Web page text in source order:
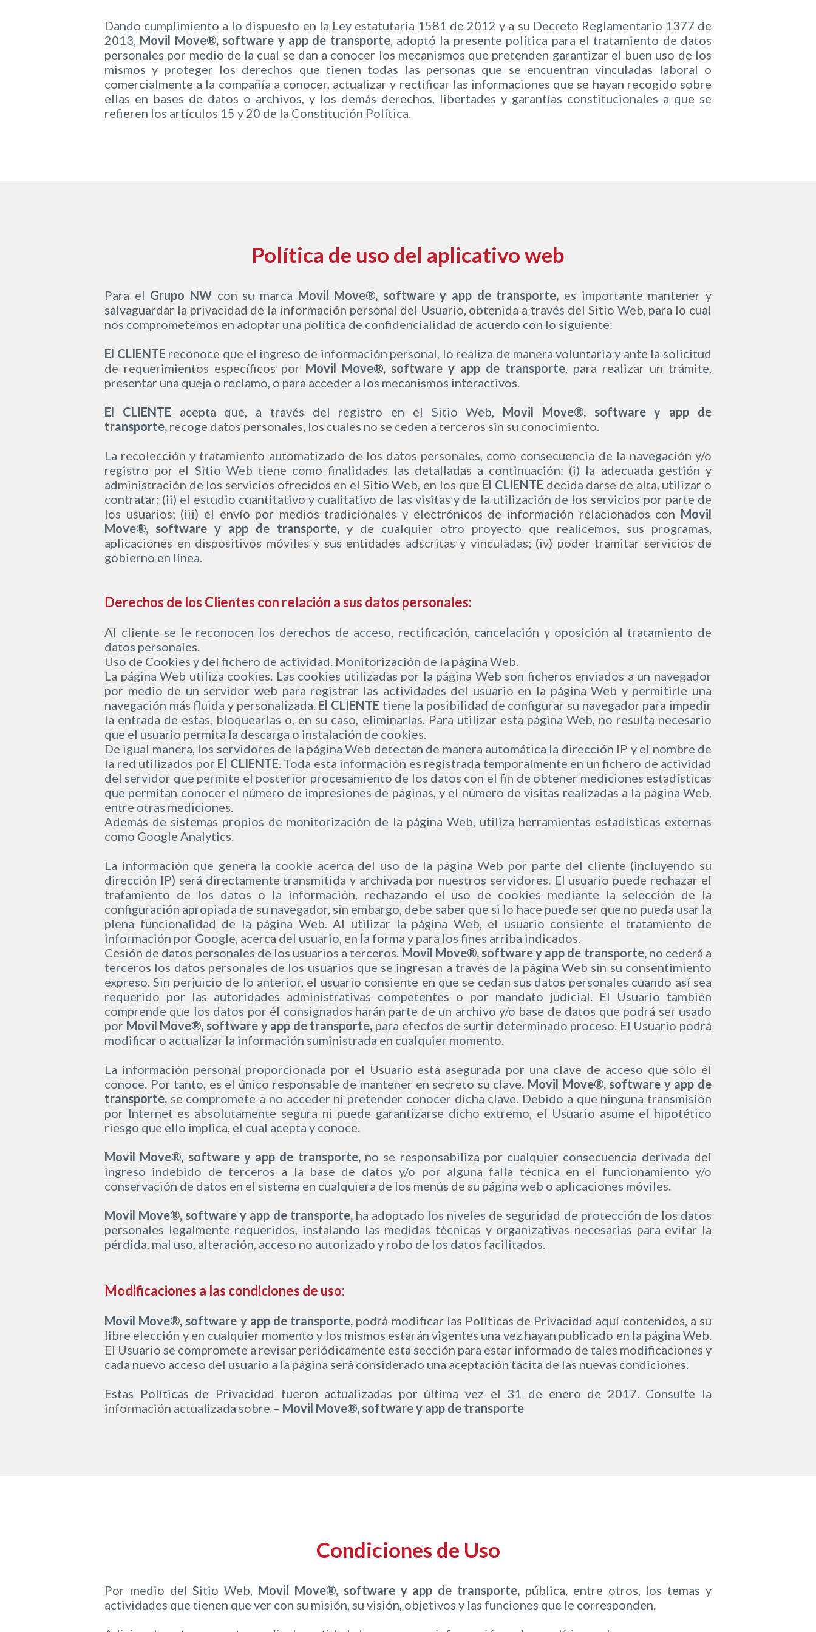
Dando cumplimiento a lo dispuesto en la Ley estatutaria 1581 de 2012 y a su Decreto Reglamentario 1377 de
2013, Movil Move®, software y app de transporte, adoptó la presente política para el tratamiento de datos
personales por medio de la cual se dan a conocer los mecanismos que pretenden garantizar el buen uso de los
mismos y proteger los derechos que tienen todas las personas que se encuentran vinculadas laboral o
comercialmente a la compañía a conocer, actualizar y rectificar las informaciones que se hayan recogido sobre
ellas en bases de datos o archivos, y los demás derechos, libertades y garantías constitucionales a que se
refieren los artículos 15 y 20 de la Constitución Política.
Política de uso del aplicativo web
Para el Grupo NWcon su marca Movil Move®, software y app de transporte, es importante mantener y
salvaguardar la privacidad de la información personal del Usuario, obtenida a través del Sitio Web, para lo cual
nos comprometemos en adoptar una política de confidencialidad de acuerdo con lo siguiente:
El CLIENTE reconoce que el ingreso de información personal, lo realiza de manera voluntaria y ante la solicitud
de requerimientos específicos por Movil Move®, software y app de transporte, para realizar un trámite,
presentar una queja o reclamo, o para acceder a los mecanismos interactivos.
El CLIENTE acepta que, a través del registro en el Sitio Web, Movil Move®, software y app de
transporte, recoge datos personales, los cuales no se ceden a terceros sin su conocimiento.
La recolección y tratamiento automatizado de los datos personales, como consecuencia de la navegación y/o
registro por el Sitio Web tiene como finalidades las detalladas a continuación: (i) la adecuada gestión y
administración de los servicios ofrecidos en el Sitio Web, en los que El CLIENTE decida darse de alta, utilizar o
contratar; (ii) el estudio cuantitativo y cualitativo de las visitas y de la utilización de los servicios por parte de
los usuarios; (iii) el envío por medios tradicionales y electrónicos de información relacionados con Movil
Move®, software y app de transporte, y de cualquier otro proyecto que realicemos, sus programas,
aplicaciones en dispositivos móviles y sus entidades adscritas y vinculadas; (iv) poder tramitar servicios de
gobierno en línea.
Derechos de los Clientes con relación a sus datos personales:
Al cliente se le reconocen los derechos de acceso, rectificación, cancelación y oposición al tratamiento de
datos personales.
Uso de Cookies y del fichero de actividad. Monitorización de la página Web.
La página Web utiliza cookies. Las cookies utilizadas por la página Web son ficheros enviados a un navegador
por medio de un servidor web para registrar las actividades del usuario en la página Web y permitirle una
navegación más fluida y personalizada. El CLIENTE tiene la posibilidad de configurar su navegador para impedir
la entrada de estas, bloquearlas o, en su caso, eliminarlas. Para utilizar esta página Web, no resulta necesario
que el usuario permita la descarga o instalación de cookies.
De igual manera, los servidores de la página Web detectan de manera automática la dirección IP y el nombre de
la red utilizados por El CLIENTE. Toda esta información es registrada temporalmente en un fichero de actividad
del servidor que permite el posterior procesamiento de los datos con el fin de obtener mediciones estadísticas
que permitan conocer el número de impresiones de páginas, y el número de visitas realizadas a la página Web,
entre otras mediciones.
Además de sistemas propios de monitorización de la página Web, utiliza herramientas estadísticas externas
como Google Analytics.
La información que genera la cookie acerca del uso de la página Web por parte del cliente (incluyendo su
dirección IP) será directamente transmitida y archivada por nuestros servidores. El usuario puede rechazar el
tratamiento de los datos o la información, rechazando el uso de cookies mediante la selección de la
configuración apropiada de su navegador, sin embargo, debe saber que si lo hace puede ser que no pueda usar la
plena funcionalidad de la página Web. Al utilizar la página Web, el usuario consiente el tratamiento de
información por Google, acerca del usuario, en la forma y para los fines arriba indicados.
Cesión de datos personales de los usuarios a terceros. Movil Move®, software y app de transporte,no cederá a
terceros los datos personales de los usuarios que se ingresan a través de la página Web sin su consentimiento
expreso. Sin perjuicio de lo anterior, el usuario consiente en que se cedan sus datos personales cuando así sea
requerido por las autoridades administrativas competentes o por mandato judicial. El Usuario también
comprende que los datos por él consignados harán parte de un archivo y/o base de datos que podrá ser usado
por Movil Move®, software y app de transporte, para efectos de surtir determinado proceso. El Usuario podrá
modificar o actualizar la información suministrada en cualquier momento.
La información personal proporcionada por el Usuario está asegurada por una clave de acceso que sólo él
conoce. Por tanto, es el único responsable de mantener en secreto su clave. Movil Move®, software y app de
transporte, se compromete a no acceder ni pretender conocer dicha clave. Debido a que ninguna transmisión
por Internet es absolutamente segura ni puede garantizarse dicho extremo, el Usuario asume el hipotético
riesgo que ello implica, el cual acepta y conoce.
Movil Move®, software y app de transporte,no se responsabiliza por cualquier consecuencia derivada del
ingreso indebido de terceros a la base de datos y/o por alguna falla técnica en el funcionamiento y/o
conservación de datos en el sistema en cualquiera de los menús de su página web o aplicaciones móviles.
Movil Move®, software y app de transporte,ha adoptado los niveles de seguridad de protección de los datos
personales legalmente requeridos, instalando las medidas técnicas y organizativas necesarias para evitar la
pérdida, mal uso, alteración, acceso no autorizado y robo de los datos facilitados.
Modificaciones a las condiciones de uso:
Movil Move®, software y app de transporte, podrá modificar las Políticas de Privacidad aquí contenidos, a su
libre elección y en cualquier momento y los mismos estarán vigentes una vez hayan publicado en la página Web.
El Usuario se compromete a revisar periódicamente esta sección para estar informado de tales modificaciones y
cada nuevo acceso del usuario a la página será considerado una aceptación tácita de las nuevas condiciones.
Estas Políticas de Privacidad fueron actualizadas por última vez el 31 de enero de 2017. Consulte la
información actualizada sobre – Movil Move®, software y app de transporte
Condiciones de Uso
Por medio del Sitio Web, Movil Move®, software y app de transporte, pública, entre otros, los temas y
actividades que tienen que ver con su misión, su visión, objetivos y las funciones que le corresponden.